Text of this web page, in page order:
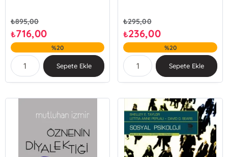
₺895,00
₺716,00
%20
Sepete Ekle
₺295,00
₺236,00
%20
Sepete Ekle